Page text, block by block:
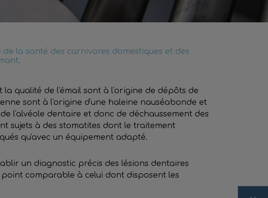
la santé des carnivores domestiques et des
la qualité de l'émail sont à l'origine de dépôts de
sont à l'origine d'une haleine nauséabonde et
l'alvéole dentaire et donc de déchaussement des
sujets à des stomatites dont le traitement
qu'avec un équipement adapté.
un diagnostic précis des lésions dentaires
comparable à celui dont disposent les